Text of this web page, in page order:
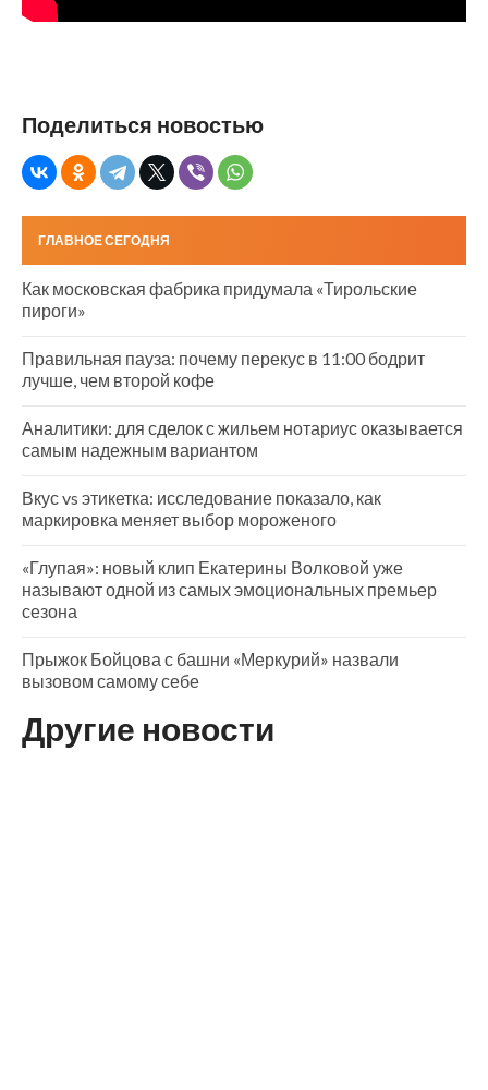
Поделиться новостью
ГЛАВНОЕ СЕГОДНЯ
Как московская фабрика придумала «Тирольские
пироги»
Правильная пауза: почему перекус в 11:00 бодрит
лучше, чем второй кофе
Аналитики: для сделок с жильем нотариус оказывается
самым надежным вариантом
Вкус vs этикетка: исследование показало, как
маркировка меняет выбор мороженого
«Глупая»: новый клип Екатерины Волковой уже
называют одной из самых эмоциональных премьер
сезона
Прыжок Бойцова с башни «Меркурий» назвали
вызовом самому себе
Другие новости